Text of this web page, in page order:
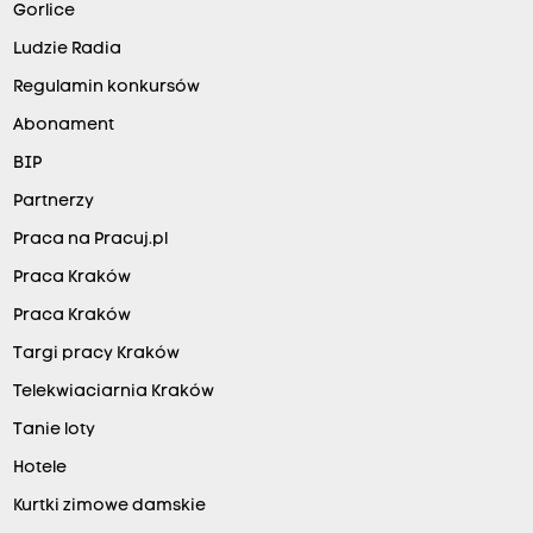
Gorlice
Ludzie Radia
Regulamin konkursów
Abonament
BIP
Partnerzy
Praca na Pracuj.pl
Praca Kraków
Praca Kraków
Targi pracy Kraków
Telekwiaciarnia Kraków
Tanie loty
Hotele
Kurtki zimowe damskie